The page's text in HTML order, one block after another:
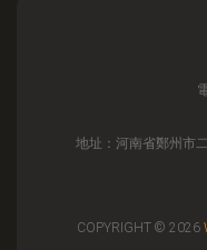
地址：河南省鄭州市
COPYRIGHT © 2026